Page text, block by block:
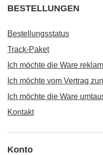
BESTELLUNGEN
Bestellungsstatus
Track-Paket
Ich möchte die Ware
Ich möchte vom Vertrag
Ich möchte die Ware
Kontakt
Konto